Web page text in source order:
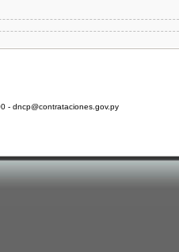
- dncp@contrataciones.gov.py